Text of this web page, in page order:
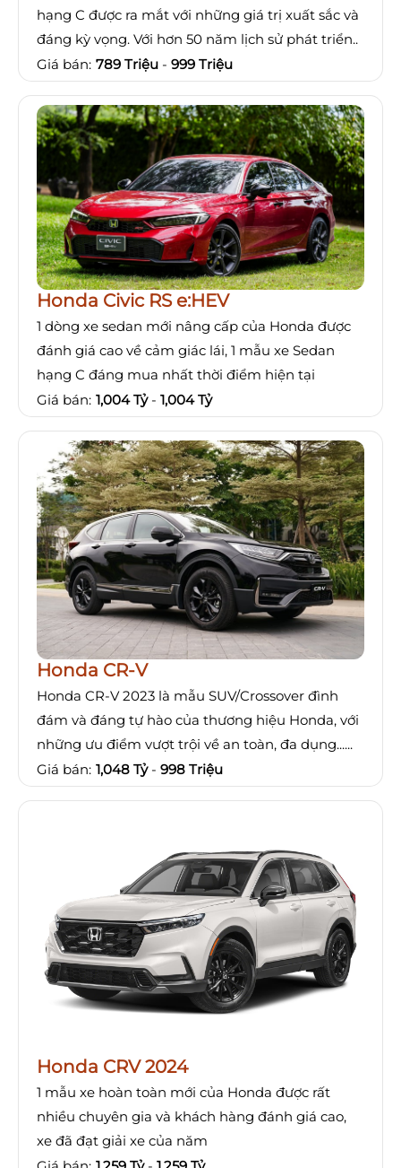
hạng C được ra mắt với những giá trị xuất sắc và
đáng kỳ vọng. Với hơn 50 năm lịch sử phát triển..
Giá bán: 789 Triệu - 999 Triệu
Honda Civic RS e:HEV
1 dòng xe sedan mới nâng cấp của Honda được
đánh giá cao về cảm giác lái, 1 mẫu xe Sedan
hạng C đáng mua nhất thời điểm hiện tại
Giá bán: 1,004 Tỷ - 1,004 Tỷ
Honda CR-V
Honda CR-V 2023 là mẫu SUV/Crossover đình
đám và đáng tự hào của thương hiệu Honda, với
những ưu điểm vượt trội về an toàn, đa dụng......
Giá bán: 1,048 Tỷ - 998 Triệu
Honda CRV 2024
1 mẫu xe hoàn toàn mới của Honda được rất
nhiều chuyên gia và khách hàng đánh giá cao,
xe đã đạt giải xe của năm